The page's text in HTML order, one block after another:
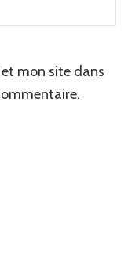
mon site dans